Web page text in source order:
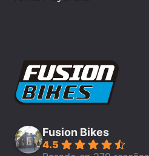
Fusion Bikes
4.5